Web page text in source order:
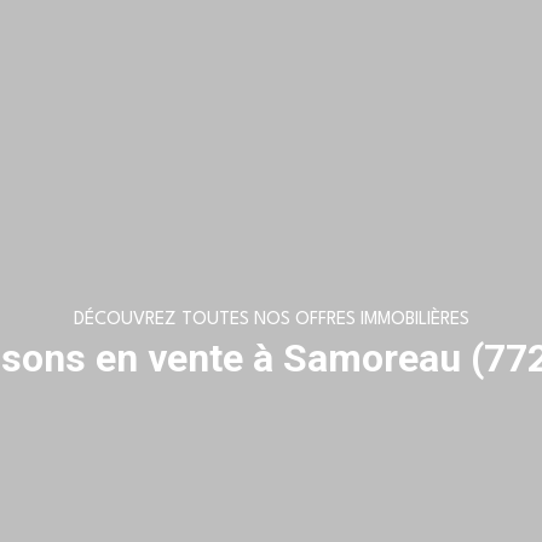
DÉCOUVREZ TOUTES NOS OFFRES IMMOBILIÈRES
en vente à Samoreau